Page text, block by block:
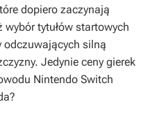
dopiero zaczynają
tytułów startowych
odczuwających silną
Jedynie ceny gierek
Nintendo Switch